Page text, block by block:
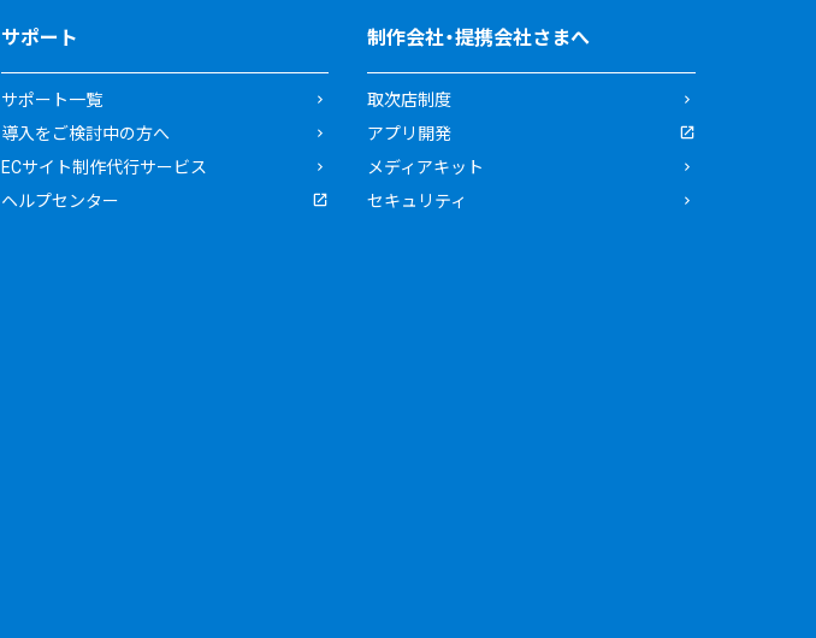
サポート
サポート一覧
導入をご検討中の方へ
ECサイト制作代行サービス
ヘルプセンター
制作会社・提携会社さまへ
取次店制度
アプリ開発
メディアキット
セキュリティ